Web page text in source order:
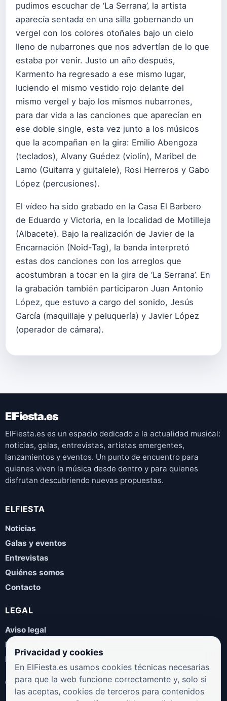
pudimos escuchar de ‘La Serrana’, la artista
aparecía sentada en una silla gobernando un
vergel con los colores otoñales bajo un cielo
lleno de nubarrones que nos advertían de lo que
estaba por venir. Justo un año después,
Karmento ha regresado a ese mismo lugar,
luciendo el mismo vestido rojo delante del
mismo vergel y bajo los mismos nubarrones,
para dar vida a las canciones que aparecían en
ese doble single, esta vez junto a los músicos
que la acompañan en la gira: Emilio Abengoza
(teclados), Alvany Guédez (violín), Maribel de
Lamo (Guitarra y guitalele), Rosi Herreros y Gabo
López (percusiones).
El vídeo ha sido grabado en la Casa El Barbero
de Eduardo y Victoria, en la localidad de Motilleja
(Albacete). Bajo la realización de Javier de la
Encarnación (Noid-Tag), la banda interpretó
estas dos canciones con los arreglos que
acostumbran a tocar en la gira de ‘La Serrana’. En
la grabación también participaron Juan Antonio
López, que estuvo a cargo del sonido, Jesús
García (maquillaje y peluquería) y Javier López
(operador de cámara).
ElFiesta.es
ElFiesta.es es un espacio dedicado a la actualidad musical:
noticias, galas, entrevistas, artistas emergentes,
lanzamientos y eventos. Un punto de encuentro para
quienes viven la música desde dentro y para quienes
disfrutan descubriendo nuevas propuestas.
ELFIESTA
Noticias
Galas y eventos
Entrevistas
Quiénes somos
Contacto
LEGAL
Aviso legal
Política de privacidad
Política de cookies
COLABORA
Privacidad y cookies
En ElFiesta.es usamos cookies técnicas necesarias
para que la web funcione correctamente y, solo si
las aceptas, cookies de terceros para contenidos